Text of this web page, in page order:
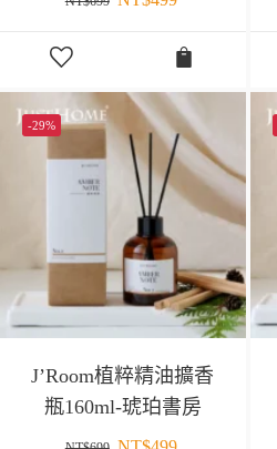
-29%
J’Room植粹精油擴香
瓶160ml-琥珀書房